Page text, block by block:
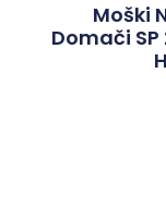
Moški
Domači